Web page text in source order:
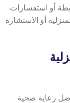
أو استفسارات
أو الاستشارة
رعاية صحية